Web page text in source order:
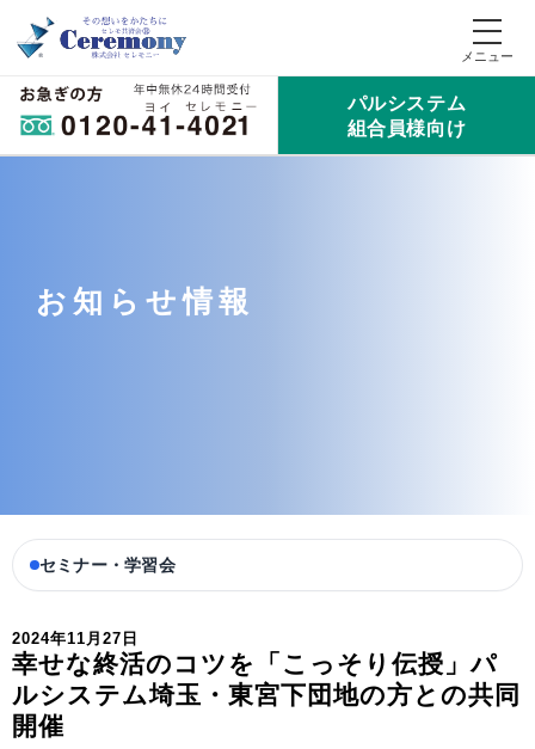
パルシステム
組合員様向け
お知らせ情報
セミナー・学習会
2024年11月27日
幸せな終活のコツを「こっそり伝授」パ
ルシステム埼玉・東宮下団地の方との共同
開催